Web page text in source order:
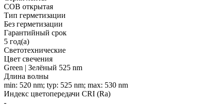
COB открытая
Тип герметизации
Без герметизации
Гарантийный срок
5 год(а)
Светотехнические
Цвет свечения
Green | Зелёный 525 nm
Длина волны
min: 520 nm; typ: 525 nm; max: 530 nm
Индекс цветопередачи CRI (Ra)
-